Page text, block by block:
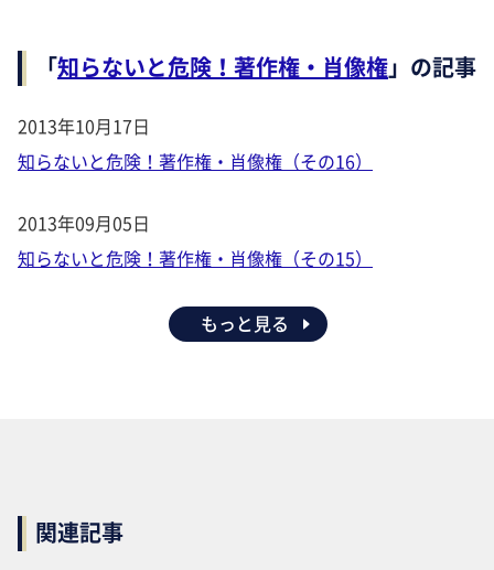
「知らないと危険！著作権・肖像権」の記事
2013年10月17日
知らないと危険！著作権・肖像権（その16）
2013年09月05日
知らないと危険！著作権・肖像権（その15）
もっと見る
関連記事